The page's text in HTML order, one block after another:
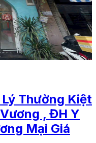
Thường Kiệt
, ĐH Y
Mại Giá